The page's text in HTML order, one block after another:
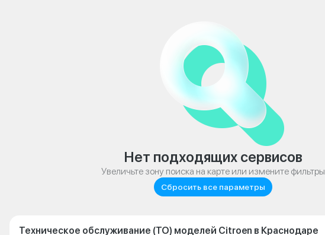
Нет подходящих сервисов
Увеличьте зону поиска на карте или измените фильтры
Сбросить все параметры
Техническое обслуживание (ТО) моделей Citroen в Краснодаре